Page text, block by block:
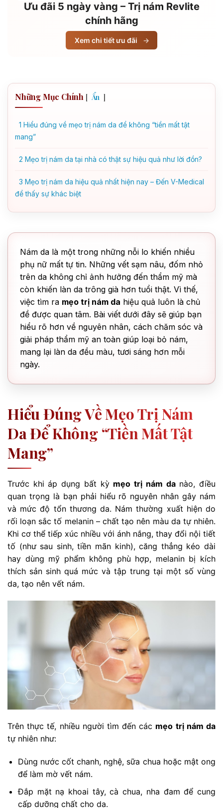
Ưu đãi 5 ngày vàng – Trị nám Revlite
chính hãng
Xem chi tiết ưu đãi →
Những Mục Chính [ Ẩn ]
1 Hiểu đúng về mẹo trị nám da để không “tiền mất tật
mang”
2 Mẹo trị nám da tại nhà có thật sự hiệu quả như lời đồn?
3 Mẹo trị nám da hiệu quả nhất hiện nay – Đến V-Medical
để thấy sự khác biệt
Nám da là một trong những nỗi lo khiến nhiều
phụ nữ mất tự tin. Những vết sạm nâu, đốm nhỏ
trên da không chỉ ảnh hưởng đến thẩm mỹ mà
còn khiến làn da trông già hơn tuổi thật. Vì thế,
việc tìm ra mẹo trị nám da hiệu quả luôn là chủ
đề được quan tâm. Bài viết dưới đây sẽ giúp bạn
hiểu rõ hơn về nguyên nhân, cách chăm sóc và
giải pháp thẩm mỹ an toàn giúp loại bỏ nám,
mang lại làn da đều màu, tươi sáng hơn mỗi
ngày.
Hiểu Đúng Về Mẹo Trị Nám
Da Để Không “tiền Mất Tật
Mang”
Trước khi áp dụng bất kỳ mẹo trị nám danào, điều
quan trọng là bạn phải hiểu rõ nguyên nhân gây nám
và mức độ tổn thương da. Nám thường xuất hiện do
rối loạn sắc tố melanin – chất tạo nên màu da tự nhiên.
Khi cơ thể tiếp xúc nhiều với ánh nắng, thay đổi nội tiết
tố (như sau sinh, tiền mãn kinh), căng thẳng kéo dài
hay dùng mỹ phẩm không phù hợp, melanin bị kích
thích sản sinh quá mức và tập trung tại một số vùng
da, tạo nên vết nám.
Trên thực tế, nhiều người tìm đến các mẹo trị nám da
tự nhiên như:
Dùng nước cốt chanh, nghệ, sữa chua hoặc mật ong
để làm mờ vết nám.
Đắp mặt nạ khoai tây, cà chua, nha đam để cung
cấp dưỡng chất cho da.